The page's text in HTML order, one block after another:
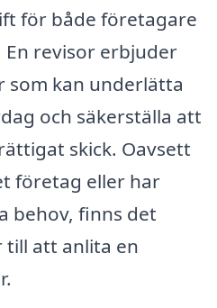
för både företagare
revisor erbjuder
som kan underlätta
och säkerställa att
skick. Oavsett
företag eller har
behov, finns det
till att anlita en